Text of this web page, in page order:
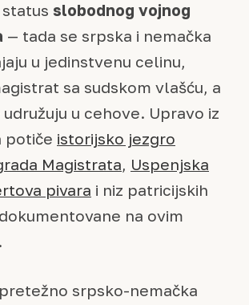
slobodnog vojnog
— tada se srpska i nemačka
u jedinstvenu celinu,
sa sudskom vlašću, a
u cehove. Upravo iz
potiče istorijsko jezgro
Magistrata, Uspenjska
pivara i niz patricijskih
na ovim
srpsko-nemačka